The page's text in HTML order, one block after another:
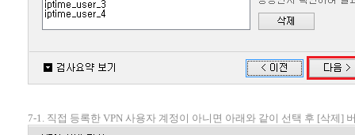
7-1. 직접 등록한 VPN 사용자 계정이 아니면 아래와 같이 선택 후 [삭제]